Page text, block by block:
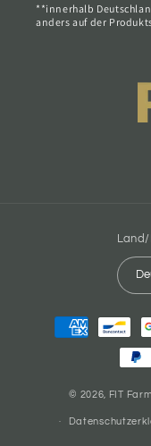
**innerhalb
anders auf der
© 2026, FIT